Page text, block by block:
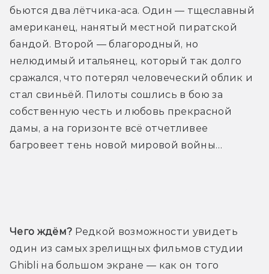
бьются два лётчика-аса. Один — тщеславный
американец, нанятый местной пиратской
бандой. Второй — благородный, но
нелюдимый итальянец, который так долго
сражался, что потерял человеческий облик и
стал свиньёй. Пилоты сошлись в бою за
собственную честь и любовь прекрасной
дамы, а на горизонте всё отчетливее
багровеет тень новой мировой войны…
Чего ждём? Редкой возможности увидеть
один из самых зрелищных фильмов студии
Ghibli на большом экране — как он того